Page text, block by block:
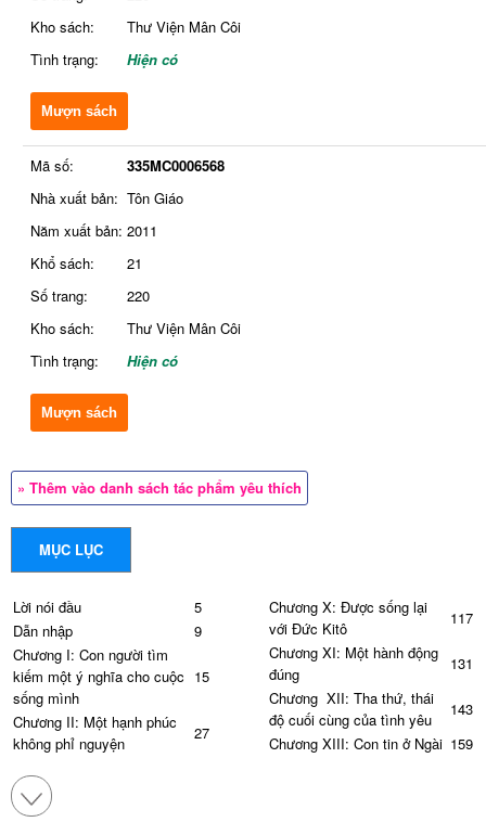
Kho sách:
Thư Viện Mân Côi
Tình trạng:
Hiện có
Mượn sách
Mã số:
335MC0006568
Nhà xuất bản: Tôn Giáo
Năm xuất bản: 2011
Khổ sách:
21
Số trang:
220
Kho sách:
Thư Viện Mân Côi
Tình trạng:
Hiện có
Mượn sách
» Thêm vào danh sách tác phẩm yêu thích
MỤC LỤC
Lời nói đầu
5
Dẫn nhập
9
Chương I: Con người tìm
kiếm một ý nghĩa cho cuộc
sống mình
15
Chương II: Một hạnh phúc
không phỉ nguyện
27
đức tin, một thời hòa giải
Chương IV: Sự tìm kiếm
Chương X: Được sống lại
với Đức Kitô
117
Chương XI: Một hành động
đúng
131
Chương XII: Tha thứ, thái
độ cuối cùng của tình yêu
143
Chương XIII: Con tin ở Ngài 159